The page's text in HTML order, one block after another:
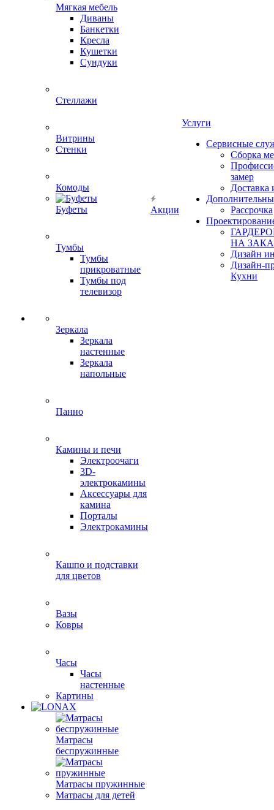
Мягкая мебель
Диваны
Банкетки
Кресла
Кушетки
Сундуки
Стеллажи
Витрины
Стенки
Комоды
Буфеты
Тумбы
Тумбы
прикроватные
Тумбы под
телевизор
Зеркала
Зеркала
настенные
Зеркала
напольные
Панно
Камины и печи
Электроочаги
3D-
электрокамины
Аксессуары для
камина
Порталы
Электрокамины
Кашпо и подставки
для цветов
Вазы
Ковры
Часы
Часы
настенные
Картины
Матрасы
беспружинные
Матрасы пружинные
Матрасы для детей
Акции
Услуги
Сервисные
Сборка
замер
Доставка
Рассрочка
НА
Дизайн
Дизайн-
Кухни